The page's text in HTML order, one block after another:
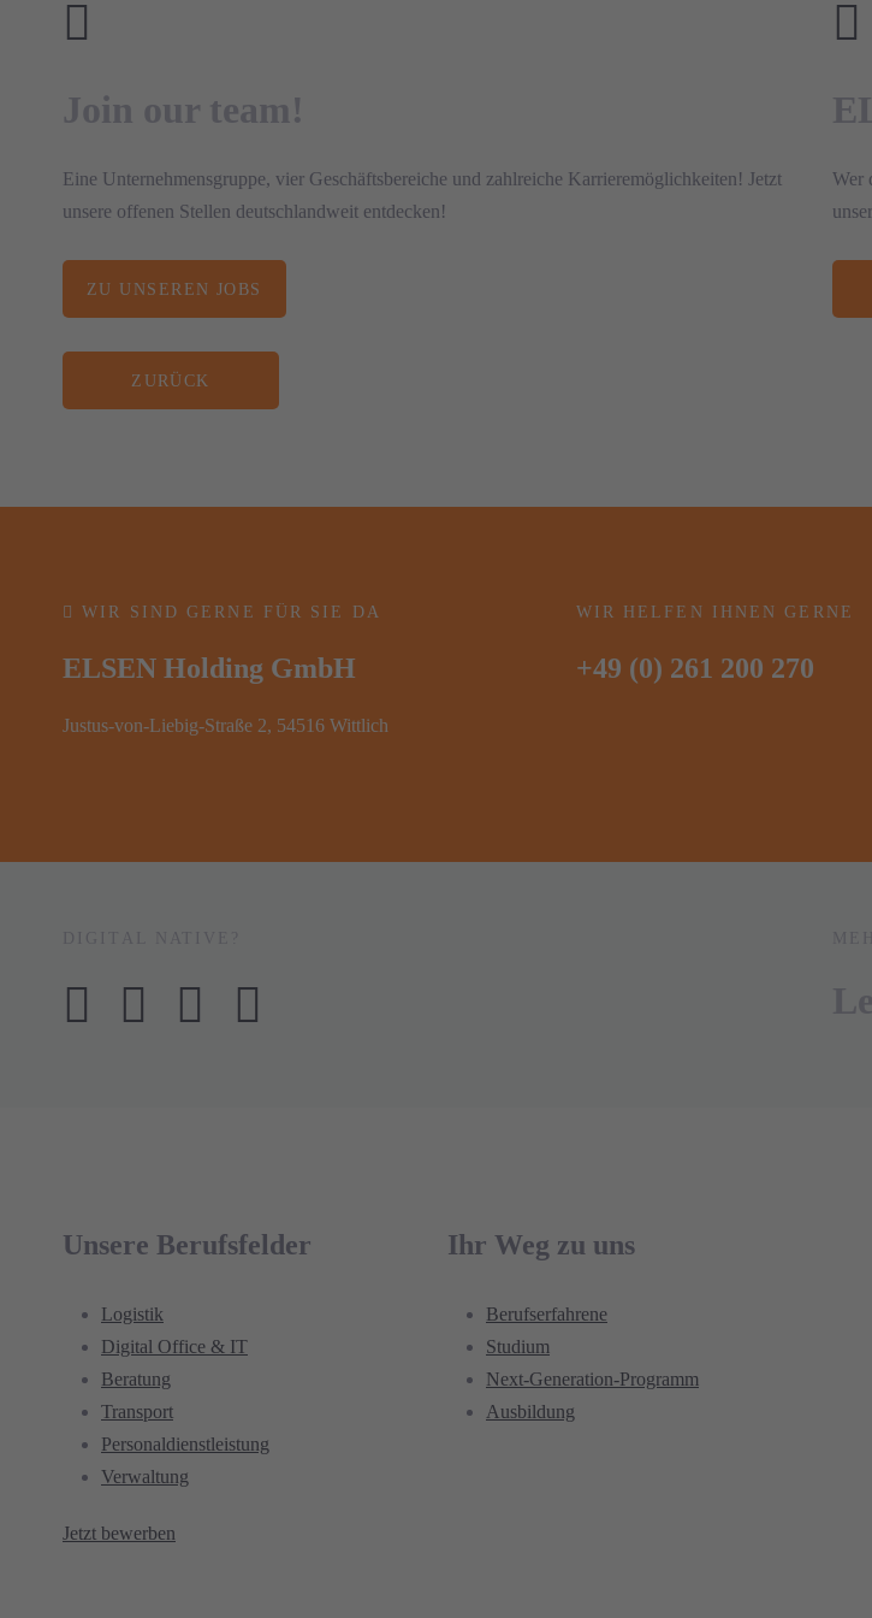
Join our team!
Eine Unternehmensgruppe, vier Geschäftsbereiche und zahlreiche Karrieremöglichkeiten! Jetzt
unsere offenen Stellen deutschlandweit entdecken!
ZU UNSEREN JOBS
Wer
ZURÜCK
WIR SIND GERNE FÜR SIE DA
ELSEN Holding GmbH
Justus-von-Liebig-Straße 2, 54516 Wittlich
WIR HELFEN IHNEN GERNE
+49 (0) 261 200 270
Unsere Berufsfelder
Logistik
Digital Office & IT
Beratung
Transport
Personaldienstleistung
Verwaltung
Jetzt bewerben
Ihr Weg zu uns
Berufserfahrene
Studium
Next-Generation-Programm
Ausbildung